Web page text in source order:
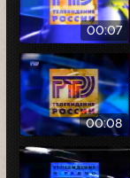
00:07
00:08